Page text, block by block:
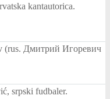
kantautorica.
(rus. Дмитрий Игоревич
srpski fudbaler.